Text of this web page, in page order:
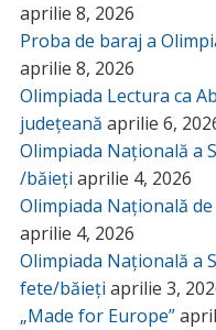
aprilie 8, 2026
Proba de baraj a
aprilie 8, 2026
Olimpiada Lectura ca
județeană aprilie 6,
Olimpiada Națională a
/băieți aprilie 4, 2026
Olimpiada Națională
aprilie 4, 2026
Olimpiada Națională a
fete/băieți aprilie 3,
„Made for Europe”